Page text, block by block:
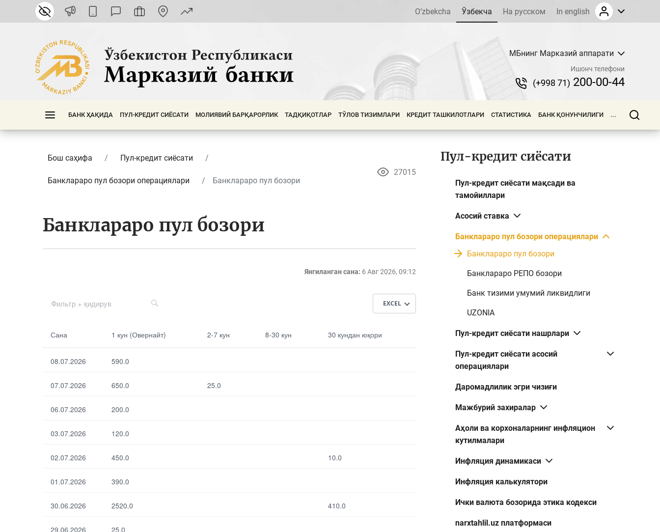
O’zbekcha Ўзбекча На русском In english
МБнинг Марказий аппарати
Ишонч телефони
(+998 71) 200-00-44
БАНК ҲАҚИДА ПУЛ-КРЕДИТ СИЁСАТИ МОЛИЯВИЙ БАРҚАРОРЛИК ТАДҚИҚОТЛАР ТЎЛОВ ТИЗИМЛАРИ КРЕДИТ ТАШКИЛОТЛАРИ СТАТИСТИКА БАНК ҚОНУНЧИЛИГИ ...
Бош саҳифа Пул-кредит сиёсати
Банклараро пул бозори операциялари Банклараро пул бозори
27015
Банклараро пул бозори
Янгиланган сана: 6 Авг 2026, 09:12
EXCEL
Сана
1 кун
2-7 кун
30 кундан
Сана 1 кун (Овернайт) 2-7 кун 8-30 кун 30 кундан юқори
08.07.2026 590.0
07.07.2026 650.0 25.0
06.07.2026 200.0
03.07.2026 120.0
02.07.2026 450.0 10.0
01.07.2026 390.0
30.06.2026 2520.0 410.0
29.06.2026 25.0
Пул-кредит сиёсати
Пул-кредит сиёсати мақсади ва
тамойиллари
Асосий ставка
Банклараро пул бозори операциялари
Банклараро пул бозори
Банклараро РЕПО бозори
Банк тизими умумий ликвидлиги
UZONIA
Пул-кредит сиёсати нашрлари
Пул-кредит сиёсати асосий
операциялари
Даромадлилик эгри чизиғи
Мажбурий захиралар
Аҳоли ва корхоналарнинг инфляцион
кутилмалари
Инфляция динамикаси
Инфляция калькулятори
Ички валюта бозорида этика кодекси
narxtahlil.uz платформаси